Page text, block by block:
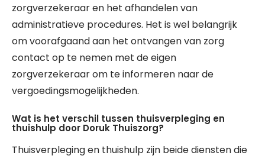
zorgverzekeraar en het afhandelen van
administratieve procedures. Het is wel belangrijk
om voorafgaand aan het ontvangen van zorg
contact op te nemen met de eigen
zorgverzekeraar om te informeren naar de
vergoedingsmogelijkheden.
Wat is het verschil tussen thuisverpleging en
thuishulp door Doruk Thuiszorg?
Thuisverpleging en thuishulp zijn beide diensten die